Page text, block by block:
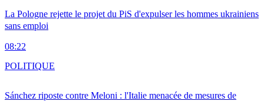
La Pologne rejette le projet du PiS d'expulser les hommes ukrainiens
sans emploi
08:22
Sánchez riposte contre Meloni : l'Italie menacée de mesures de
POLITIQUE